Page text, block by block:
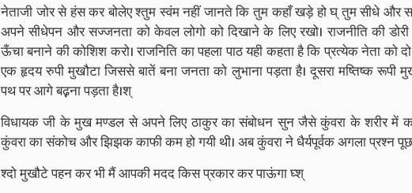
नेताजी जोर से हंस कर बोलेए श्तुम स्वंम नहीं जानते कि तुम कहाँ खड़े हो घ् तुम सीधे और
अपने सीधेपन और सज्जनता को केवल लोगो को दिखाने के लिए रखो। राजनीति की
ऊँचा बनाने की कोशिश करो। राजनिति का पहला पाठ यही कहता है कि प्रत्येक नेता को
एक हृदय रुपी मुखौटा जिससे बातें बना जनता को लुभाना पड़ता है। दूसरा मष्तिष्क रूपी
पथ पर आगे बढ़़ना पड़ता है।श्
विधायक जी के मुख मण्डल से अपने लिए ठाकुर का संबोधन सुन जैसे कुंवरा के शरीर में
कुंवरा का संकोच और झिझक काफी कम हो गयी थी। अब कुंवरा ने धैर्यपूर्वक अगला प्रश्न
श्दो मुखौटे पहन कर भी मैं आपकी मदद किस प्रकार कर पाऊंगा घ्श्